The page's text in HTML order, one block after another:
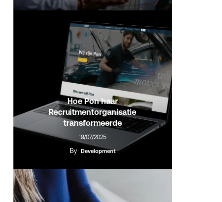
Hoe Pon haar
Recruitmentorganisatie
transformeerde
19/07/2025
By Development